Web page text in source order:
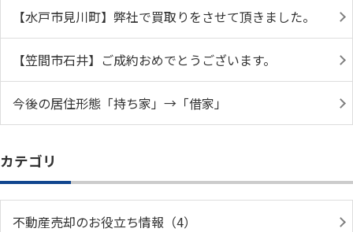
【水戸市見川町】弊社で買取りをさせて頂きました。
【笠間市石井】ご成約おめでとうございます。
今後の居住形態「持ち家」→「借家」
カテゴリ
不動産売却のお役立ち情報（4）